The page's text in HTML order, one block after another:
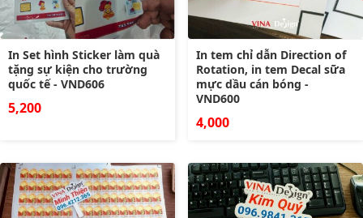
In Set hình Sticker làm quà
tặng sự kiện cho trường
quốc tế - VND606
5,200
In tem chỉ dẫn Direction of
Rotation, in tem Decal sữa
mực dầu cán bóng -
VND600
4,000